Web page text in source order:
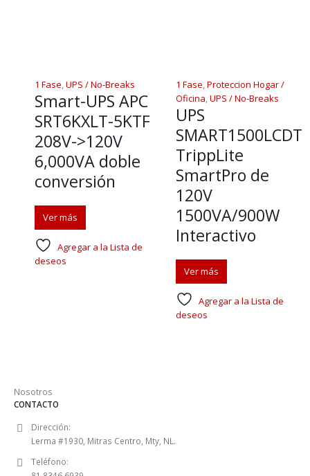
1 Fase,UPS / No-Breaks
Smart-UPS APC
SRT6KXLT-5KTF
208V->120V
6,000VA doble
conversión
Ver más
Agregar a la Lista de
deseos
1 Fase,Proteccion Hogar /
Oficina,UPS / No-Breaks
UPS
SMART1500LCDT
TrippLite
SmartPro de
120V
1500VA/900W
Interactivo
Ver más
Agregar a la Lista de
deseos
Nosotros
CONTACTO
Dirección:
Lerma #1930, Mitras Centro, Mty, NL.
Teléfono: